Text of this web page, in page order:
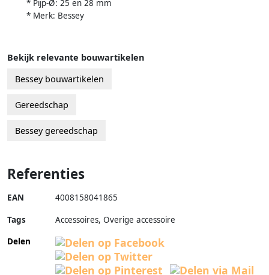
* Pijp-Ø: 25 en 28 mm
* Merk: Bessey
Bekijk relevante bouwartikelen
Bessey bouwartikelen
Gereedschap
Bessey gereedschap
Referenties
EAN 4008158041865
Tags
Accessoires, Overige accessoire
Delen